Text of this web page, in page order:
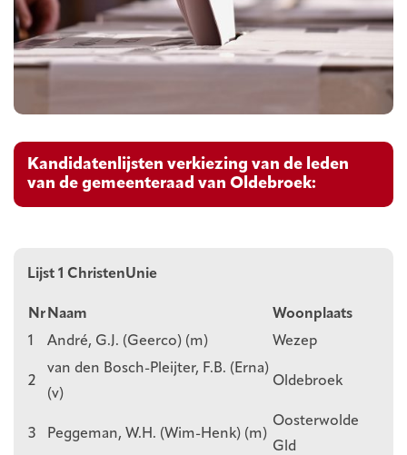
Kandidatenlijsten verkiezing van de leden
van de gemeenteraad van Oldebroek:
Lijst 1 ChristenUnie
Nr Naam
Woonplaats
1
André, G.J. (Geerco) (m) Wezep
2
van den Bosch-Pleijter, F.B. (Erna)
(v)
Oldebroek
3 Peggeman, W.H. (Wim-Henk) (m)
Oosterwolde
Gld